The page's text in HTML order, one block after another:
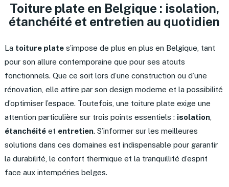
Toiture plate en Belgique : isolation,
étanchéité et entretien au quotidien
La toiture plates’impose de plus en plus en Belgique, tant
pour son allure contemporaine que pour ses atouts
fonctionnels. Que ce soit lors d’une construction ou d’une
rénovation, elle attire par son design moderne et la possibilité
d’optimiser l’espace. Toutefois, une toiture plate exige une
attention particulière sur trois points essentiels : isolation,
étanchéitéet entretien. S’informer sur les meilleures
solutions dans ces domaines est indispensable pour garantir
la durabilité, le confort thermique et la tranquillité d’esprit
face aux intempéries belges.